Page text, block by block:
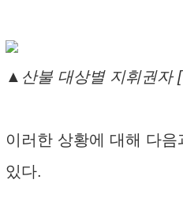
▲산불 대상별 지휘권자
이러한 상황에 대해 다
있다.